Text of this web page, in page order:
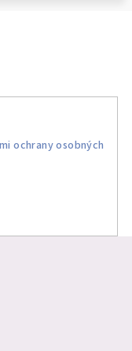
ochrany osobných